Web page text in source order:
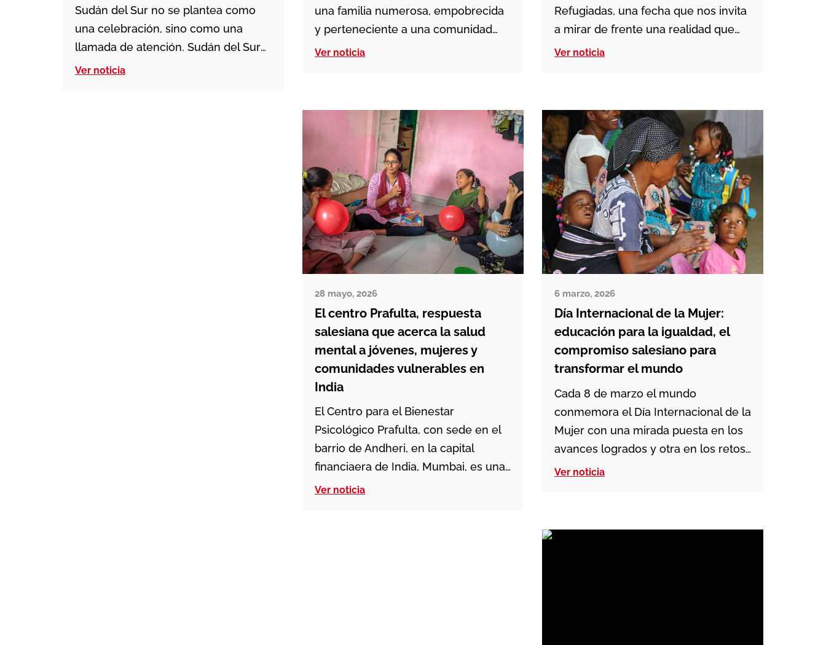
Sudán del Sur no se plantea como
una celebración, sino como una
llamada de atención. Sudán del Sur
nació como estado independiente el
Ver noticia
una familia numerosa, empobrecida
y perteneciente a una comunidad
tribal. Sus circunstancias le
jornalero y, con el tiempo, fue madre
Ver noticia
Refugiadas, una fecha que nos invita
a mirar de frente una realidad que
afecta a millones de personas en el
país, su escuela, su trabajo, […]
Ver noticia
28 mayo, 2026
El centro Prafulta, respuesta
salesiana que acerca la salud
mental a jóvenes, mujeres y
comunidades vulnerables en
India
El Centro para el Bienestar
Psicológico Prafulta, con sede en el
barrio de Andheri, en la capital
financiaera de India, Mumbai, es una
de las respuestas salesianas más
Ver noticia
6 marzo, 2026
Día Internacional de la Mujer:
educación para la igualdad, el
compromiso salesiano para
transformar el mundo
Cada 8 de marzo el mundo
conmemora el Día Internacional de la
Mujer con una mirada puesta en los
avances logrados y otra en los retos
que aún quedan por superar. El lema
Ver noticia